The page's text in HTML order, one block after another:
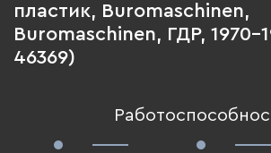
пластик, Buromaschinen,
Buromaschinen, ГДР, 1970-
46369)